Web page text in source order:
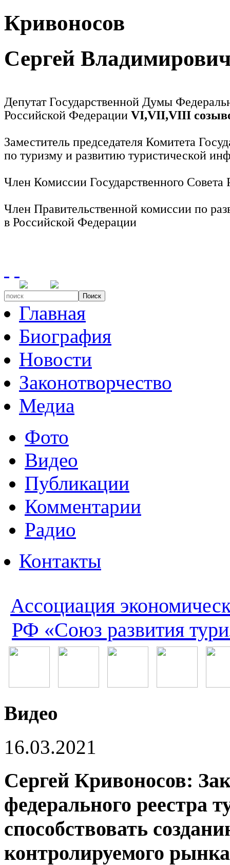
Кривоносов
Сергей
Депутат Государственной Думы
Российской Федерации VI,VII,VIII
Заместитель председателя Комитета
по туризму и развитию туристической
Член Комиссии Государственного
Член Правительственной комиссии по
в Российской Федерации
Поиск
Главная
Биография
Новости
Законотворчество
Медиа
Фото
Видео
Публикации
Комментарии
Радио
Контакты
Ассоциация
РФ «Союз развития
Видео
16.03.2021
Сергей Кривоносов:
федерального реестра
способствовать
контролируемого